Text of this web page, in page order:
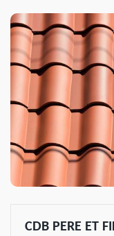
CDB PERE ET